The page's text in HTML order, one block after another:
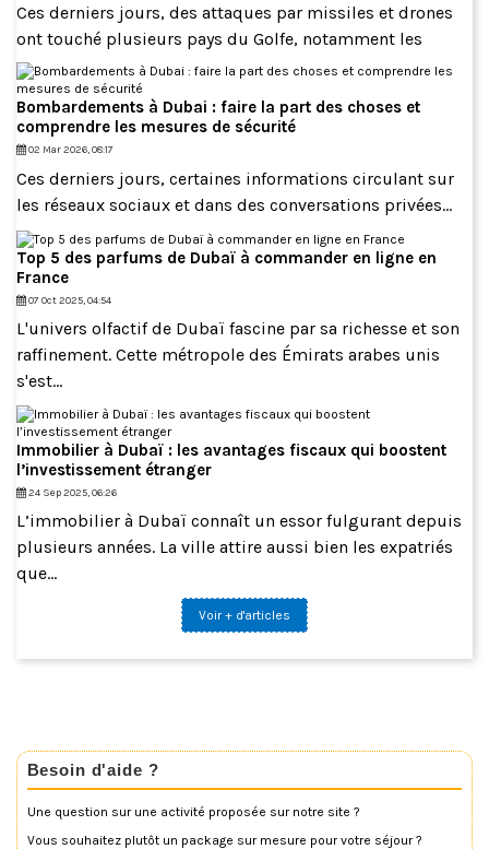
Ces derniers jours, des attaques par missiles et drones
ont touché plusieurs pays du Golfe, notamment les
Bombardements à Dubai : faire la part des choses et
comprendre les mesures de sécurité
02 Mar 2026, 08:17
Ces derniers jours, certaines informations circulant sur
les réseaux sociaux et dans des conversations privées...
Top 5 des parfums de Dubaï à commander en ligne en
France
07 Oct 2025, 04:54
L'univers olfactif de Dubaï fascine par sa richesse et son
raffinement. Cette métropole des Émirats arabes unis
s'est...
Immobilier à Dubaï : les avantages fiscaux qui boostent
l’investissement étranger
24 Sep 2025, 06:26
L’immobilier à Dubaï connaît un essor fulgurant depuis
plusieurs années. La ville attire aussi bien les expatriés
que...
Voir + d'articles
Besoin d'aide ?
Une question sur une activité proposée sur notre site ?
Vous souhaitez plutôt un package sur mesure pour votre séjour ?